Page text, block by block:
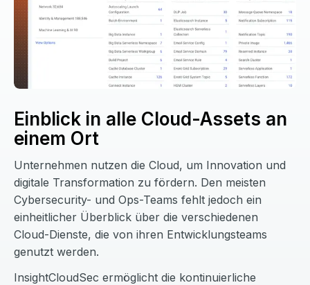
Einblick in alle Cloud-Assets an
einem Ort
Unternehmen nutzen die Cloud, um Innovation und
digitale Transformation zu fördern. Den meisten
Cybersecurity- und Ops-Teams fehlt jedoch ein
einheitlicher Überblick über die verschiedenen
Cloud-Dienste, die von ihren Entwicklungsteams
genutzt werden.
InsightCloudSec ermöglicht die kontinuierliche